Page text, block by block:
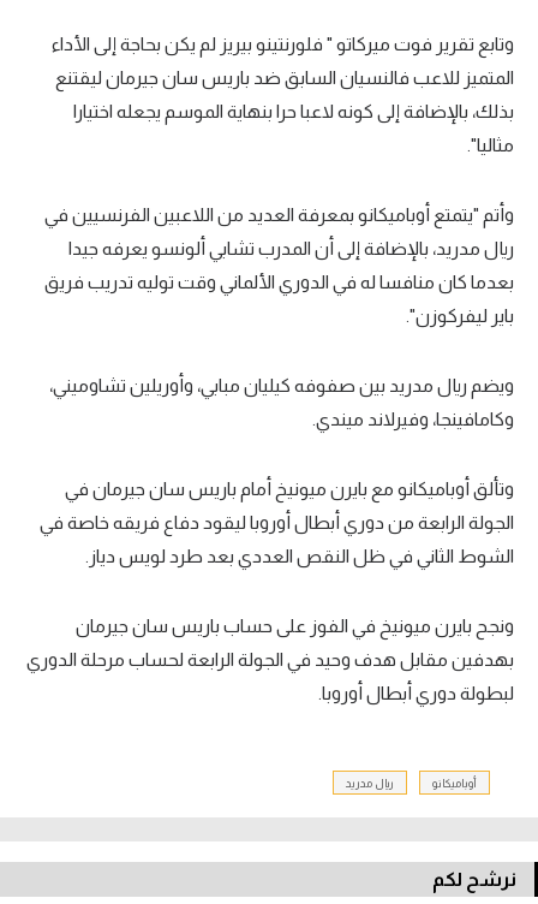
وتابع تقرير فوت ميركاتو " فلورنتينو بيريز لم يكن بحاجة إلى الأداء
المتميز للاعب فالنسيان السابق ضد باريس سان جيرمان ليقتنع
بذلك، بالإضافة إلى كونه لاعبا حرا بنهاية الموسم يجعله اختيارا
مثاليا".
وأتم "يتمتع أوباميكانو بمعرفة العديد من اللاعبين الفرنسيين في
ريال مدريد، بالإضافة إلى أن المدرب تشابي ألونسو يعرفه جيدا
بعدما كان منافسا له في الدوري الألماني وقت توليه تدريب فريق
باير ليفركوزن".
ويضم ريال مدريد بين صفوفه كيليان مبابي، وأوريلين تشاوميني،
وكامافينجا، وفيرلاند ميندي.
وتألق أوباميكانو مع بايرن ميونيخ أمام باريس سان جيرمان في
الجولة الرابعة من دوري أبطال أوروبا ليقود دفاع فريقه خاصة في
الشوط الثاني في ظل النقص العددي بعد طرد لويس دياز.
ونجح بايرن ميونيخ في الفوز على حساب باريس سان جيرمان
بهدفين مقابل هدف وحيد في الجولة الرابعة لحساب مرحلة الدوري
لبطولة دوري أبطال أوروبا.
أوباميكانو ريال مدريد
نرشح لكم